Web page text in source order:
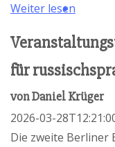
Weiter lesen
für
vonDaniel Krüger
2026-03-
Die zweite Berliner